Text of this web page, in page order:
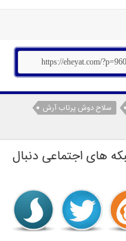
سلاح دوش پرتاب آرش
های اجتماعی دنبال